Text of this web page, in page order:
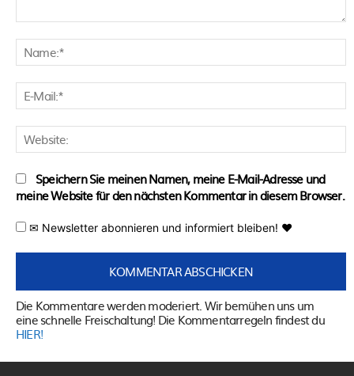
Speichern Sie meinen Namen, meine E-Mail-Adresse und
meine Website für den nächsten Kommentar in diesem Browser.
✉ Newsletter abonnieren und informiert bleiben! ♥
Die Kommentare werden moderiert. Wir bemühen uns um
eine schnelle Freischaltung! Die Kommentarregeln findest du
HIER!